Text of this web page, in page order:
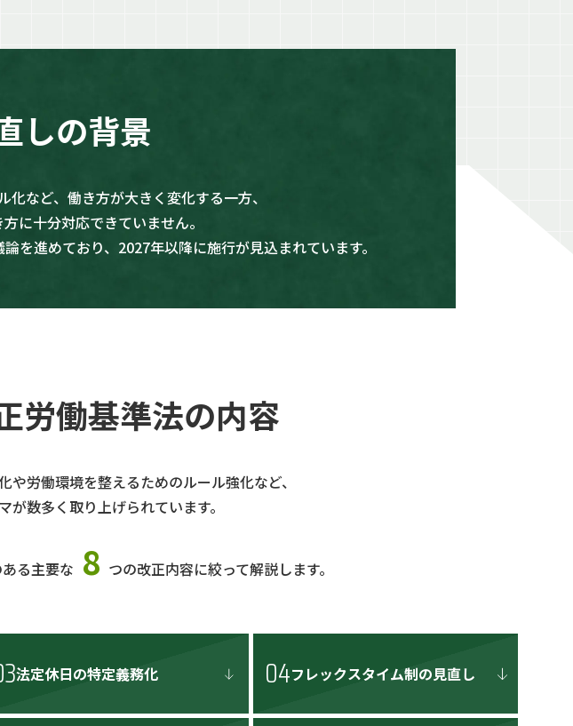
しの背景
など、働き方が大きく変化する一方、
に十分対応できていません。
を進めており、2027年以降に施行が見込まれています。
労働基準法の内容
労働環境を整えるためのルール強化など、
数多く取り上げられています。
る主要な 8 つの改正内容に絞って解説します。
法定休日の特定義務化 04フレックスタイム制の見直し